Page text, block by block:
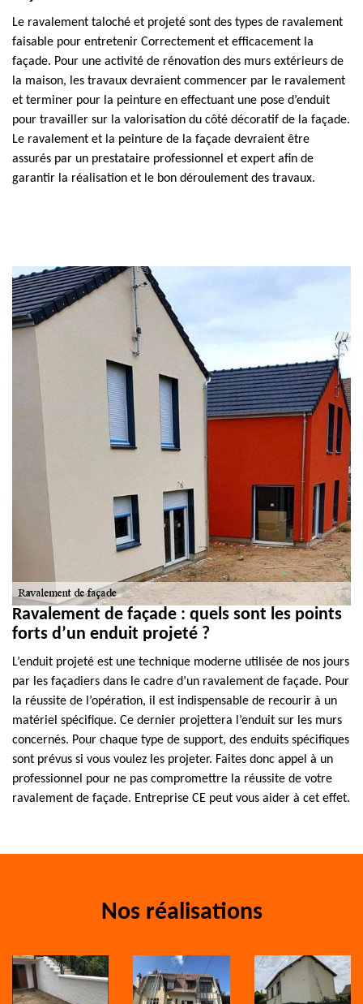
Le ravalement taloché et projeté sont des types de ravalement
faisable pour entretenir Correctement et efficacement la
façade. Pour une activité de rénovation des murs extérieurs de
la maison, les travaux devraient commencer par le ravalement
et terminer pour la peinture en effectuant une pose d’enduit
pour travailler sur la valorisation du côté décoratif de la façade.
Le ravalement et la peinture de la façade devraient être
assurés par un prestataire professionnel et expert afin de
garantir la réalisation et le bon déroulement des travaux.
Ravalement de façade : quels sont les points
forts d’un enduit projeté ?
L’enduit projeté est une technique moderne utilisée de nos jours
par les façadiers dans le cadre d’un ravalement de façade. Pour
la réussite de l’opération, il est indispensable de recourir à un
matériel spécifique. Ce dernier projettera l’enduit sur les murs
concernés. Pour chaque type de support, des enduits spécifiques
sont prévus si vous voulez les projeter. Faites donc appel à un
professionnel pour ne pas compromettre la réussite de votre
ravalement de façade. Entreprise CE peut vous aider à cet effet.
Nos réalisations